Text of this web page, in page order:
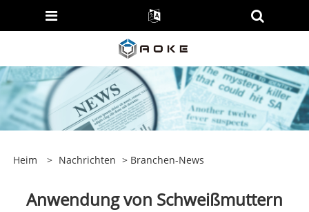
Heim > Nachrichten > Branchen-News
Anwendung von Schweißmuttern